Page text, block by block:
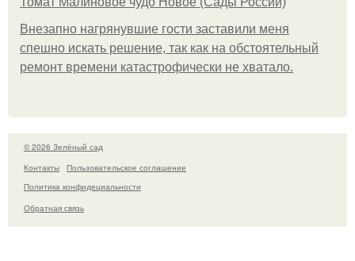
Внезапно нагрянувшие гости заставили меня
спешно искать решение, так как на обстоятельный
ремонт времени катастрофически не хватало.
© 2026 Зелёный сад
Контакты
Пользовательское соглашение
Политика конфидециальности
Обратная связь